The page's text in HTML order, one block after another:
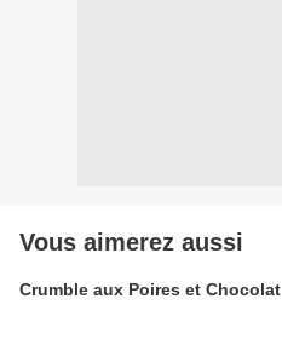
Vous aimerez aussi
Crumble aux Poires et Chocolat